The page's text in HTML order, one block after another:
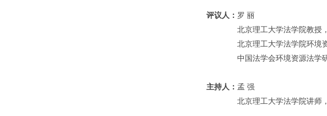
评议人： 罗 丽
北京理工大学法学院教授，
北京理工大学法学院环境资
中国法学会环境资源法学研
主持人： 孟 强
北京理工大学法学院讲师，